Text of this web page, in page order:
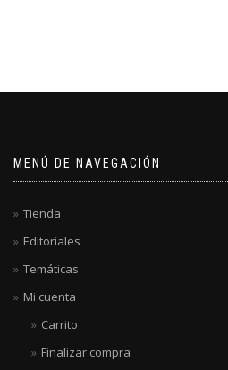
MENÚ DE NAVEGACIÓN
Tienda
Editoriales
Temáticas
Mi cuenta
Carrito
Finalizar compra